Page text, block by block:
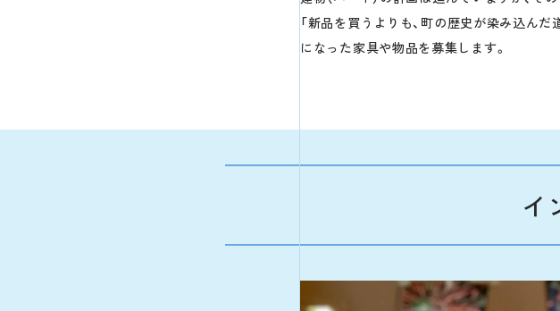
「新品を買うよりも、町の歴史が染み込ん
になった家具や物品を募集します。
イ